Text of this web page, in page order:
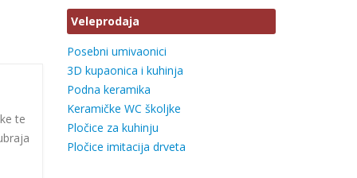
te
Veleprodaja
Posebni umivaonici
3D kupaonica i kuhinja
Podna keramika
Keramičke WC školjke
Pločice za kuhinju
Pločice imitacija drveta